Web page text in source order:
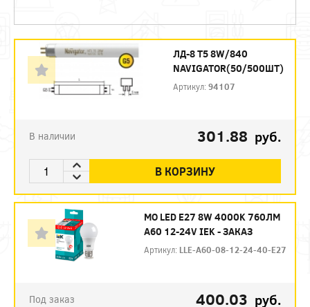
ЛД-8 Т5 8W/840
NAVIGATOR(50/500ШТ)
Артикул:94107
В наличии 301.88 руб.
В КОРЗИНУ
МО LED E27 8W 4000K 760ЛМ
А60 12-24V IEK - ЗАКАЗ
Артикул: LLE-A60-08-12-24-40-E27
Под заказ 400.03 руб.